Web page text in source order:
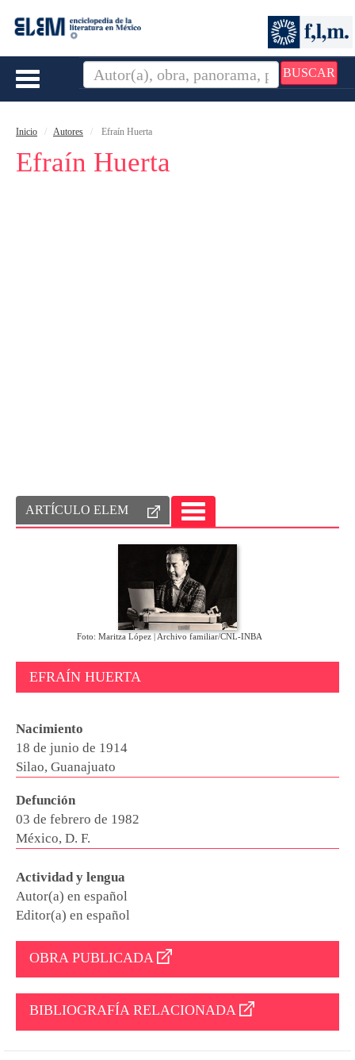
BUSCAR
Toggle
Inicio Autores Efraín Huerta
Efraín Huerta
ARTÍCULO ELEM
TOGGLE
NAVIGATION
Foto: Maritza López | Archivo familiar/CNL-INBA
EFRAÍN HUERTA
Nacimiento
18 de junio de 1914
Silao, Guanajuato
Defunción
03 de febrero de 1982
México, D. F.
Actividad y lengua
Autor(a) en español
Editor(a) en español
OBRA PUBLICADA
BIBLIOGRAFÍA RELACIONADA